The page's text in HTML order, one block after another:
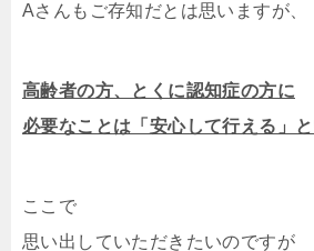
Aさんもご存知だとは思いますが、
高齢者の方、とくに認知症の方に
必要なことは「安心して行える」と
ここで
思い出していただきたいのですが